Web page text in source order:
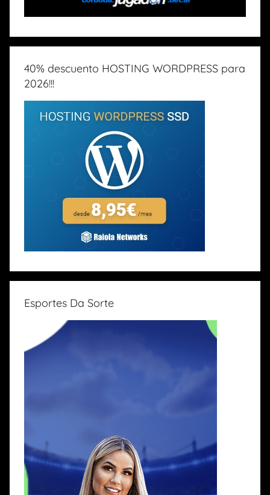
40% descuento HOSTING WORDPRESS para
2026!!!
Esportes Da Sorte